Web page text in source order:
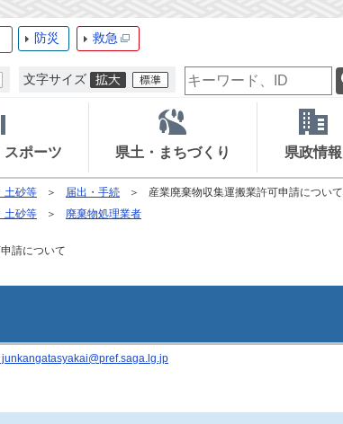
防災 救急
文字サイズ
検
索
ー
ー
ド
スポーツ 県土・まちづくり 県政情報
土砂等 届出・手続
産業廃棄物収集運搬業許可申請について
土砂等
廃棄物処理業者
請について
junkangatasyakai@pref.saga.lg.jp